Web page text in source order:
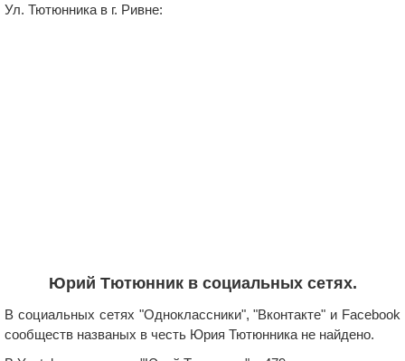
Ул. Тютюнника в г. Ривне:
Юрий Тютюнник в социальных сетях.
В социальных сетях "Одноклассники", "Вконтакте" и Facebook
сообществ названых в честь Юрия Тютюнника не найдено.